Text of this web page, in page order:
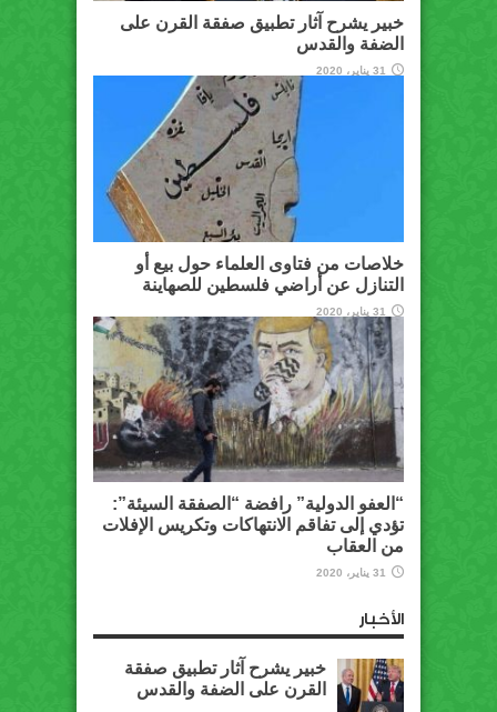
خبير يشرح آثار تطبيق صفقة القرن على
الضفة والقدس
31 يناير، 2020
خلاصات من فتاوى العلماء حول بيع أو
التنازل عن أراضي فلسطين للصهاينة
31 يناير، 2020
“العفو الدولية” رافضة “الصفقة السيئة”:
تؤدي إلى تفاقم الانتهاكات وتكريس الإفلات
من العقاب
31 يناير، 2020
الأخبار
خبير يشرح آثار تطبيق صفقة
القرن على الضفة والقدس